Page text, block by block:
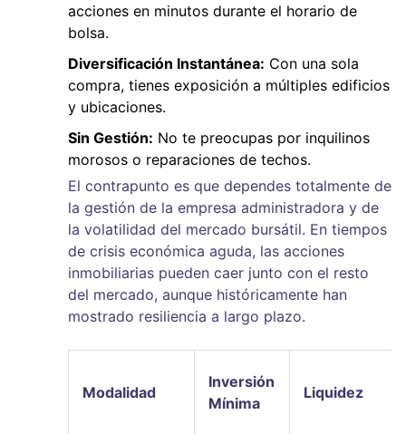
acciones en minutos durante el horario de
bolsa.
Diversificación Instantánea: Con una sola
compra, tienes exposición a múltiples edificios
y ubicaciones.
Sin Gestión: No te preocupas por inquilinos
morosos o reparaciones de techos.
El contrapunto es que dependes totalmente de
la gestión de la empresa administradora y de
la volatilidad del mercado bursátil. En tiempos
de crisis económica aguda, las acciones
inmobiliarias pueden caer junto con el resto
del mercado, aunque históricamente han
mostrado resiliencia a largo plazo.
Modalidad
Inversión
Mínima
Liquidez